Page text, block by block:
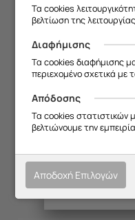
ΕΣΤΙΑ 1500W
Τα cookies
βελτίωση της
Διαφήμισης
Τα cookies διαφήμισης
περιεχομένο σχετικά με
Απόδοσης
Τα cookies στατιστικών
βελτιώνουμε την
Αποδοχή Επιλογών
Σας
κατανόηση
Θα θέλαμε να
η
κλειστή από
Θα
κατανόηση